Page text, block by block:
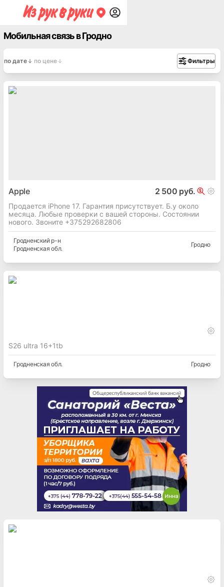
Мобильная связь в Гродно
по дате по цене Фильтры
Apple 2 500 руб.
Продается iPhone 17. Гарантия присутствует. Б.у около
месяца. Любые проверки с вашей стороны. Состоянии
нового. Звоните +375292682806
Гродненскийр-н
Гродненская обл.
Гродно
S26 ultra 16+1tb
Гродненская обл. Гродно